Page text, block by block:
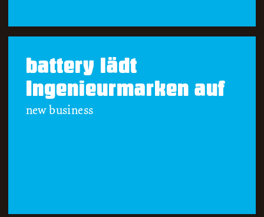
battery lädt
Ingenieurmarken auf
new business